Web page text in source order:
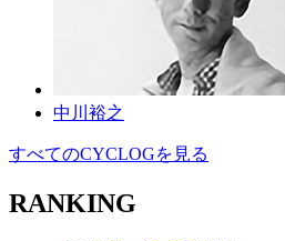
中川裕之
すべてのCYCLOGを見る
RANKING